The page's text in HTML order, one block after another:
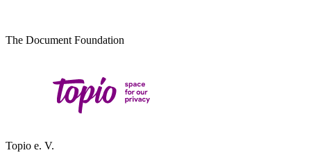
The Document Foundation
Topio e. V.